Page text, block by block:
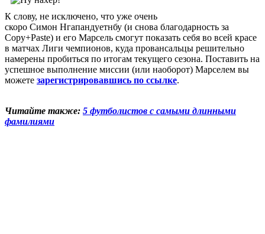
К слову, не исключено, что уже очень
скоро Симон Нгапандуетнбу (и снова благодарность за
Copy+Paste) и его Марсель смогут показать себя во всей красе
в матчах Лиги чемпионов, куда провансальцы решительно
намерены пробиться по итогам текущего сезона. Поставить на
успешное выполнение миссии (или наоборот) Марселем вы
можете зарегистрировавшись по ссылке.
Читайте также: 5 футболистов с самыми длинными
фамилиями